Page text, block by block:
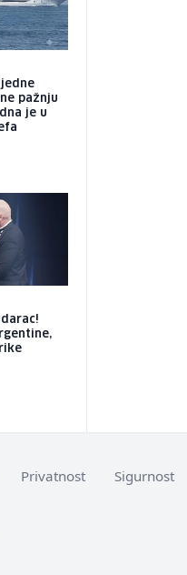
pažnju
je u
Privatnost Sigurnost